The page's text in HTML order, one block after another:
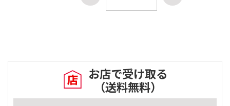
お店で受け取る
（送料無料）